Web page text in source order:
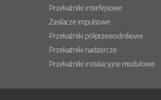
Przekaźniki interfejsowe
Zasilacze impulsowe
Przekaźniki półprzewodnikowe
Przekaźniki nadzorcze
Przekaźniki instalacyjne modułowe